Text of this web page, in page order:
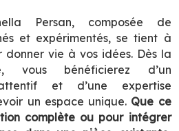
Persan, composée de
et expérimentés, se tient à
donner vie à vos idées. Dès la
vous bénéficierez d’un
et d’une expertise
un espace unique. Que ce
complète ou pour intégrer